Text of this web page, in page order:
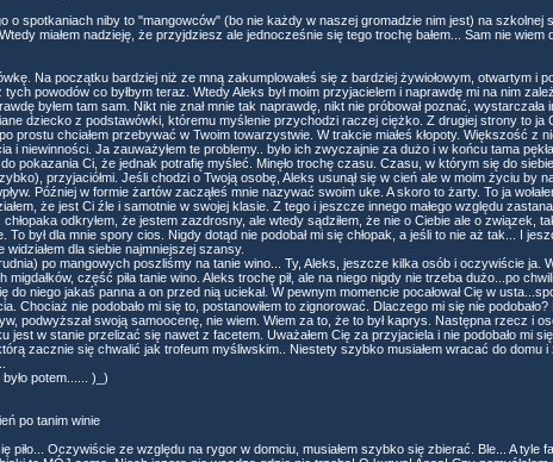
o spotkaniach niby to "mangowców" (bo nie każdy w naszej gromadzie nim jest) na szkolnej
miałem nadzieję, że przyjdziesz ale jednocześnie się tego trochę bałem... Sam nie wiem
Na początku bardziej niż ze mną zakumplowałeś się z bardziej żywiołowym, otwartym i
powodów co byłbym teraz. Wtedy Aleks był moim przyjacielem i naprawdę mi na nim
byłem tam sam. Nikt nie znał mnie tak naprawdę, nikt nie próbował poznać,
dziecko z podstawówki, któremu myślenie przychodzi raczej ciężko. Z drugiej strony to ja
prostu chciałem przebywać w Twoim towarzystwie. W trakcie miałeś kłopoty. Większość z
niewinności. Ja zauważyłem te problemy.. było ich zwyczajnie za dużo i w końcu tama
pokazania Ci, że jednak potrafię myśleć. Minęło trochę czasu. Czasu, w którym się do
przyjaciółmi. Jeśli chodzi o Twoją osobę, Aleks usunął się w cień ale w moim życiu by
Później w formie żartów zacząłeś mnie nazywać swoim uke. A skoro to żarty. To ja
że jest Ci źle i samotnie w swojej klasie. Z tego i jeszcze innego małego względu
odkryłem, że jestem zazdrosny, ale wtedy sądziłem, że nie o Ciebie ale o związek,
To był dla mnie spory cios. Nigdy dotąd nie podobał mi się chłopak, a jeśli to nie aż tak... I
dla siebie najmniejszej szansy.
po mangowych poszliśmy na tanie wino... Ty, Aleks, jeszcze kilka osób i oczywiście ja.
część piła tanie wino. Aleks trochę pił, ale na niego nigdy nie trzeba dużo...po
do niego jakaś panna a on przed nią uciekał. W pewnym momencie pocałował Cię w
Chociaż nie podobało mi się to, postanowiłem to zignorować. Dlaczego mi się nie
podwyższał swoją samoocenę, nie wiem. Wiem za to, że to był kaprys. Następna rzecz i
jest w stanie przelizać się nawet z facetem. Uważałem Cię za przyjaciela i nie podobało mi
zacznie się chwalić jak trofeum myśliwskim.. Niestety szybko musiałem wracać do domu i
potem...... )_)
po tanim winie
piło... Oczywiście ze względu na rygor w domciu, musiałem szybko się zbierać. Ble... A tyle